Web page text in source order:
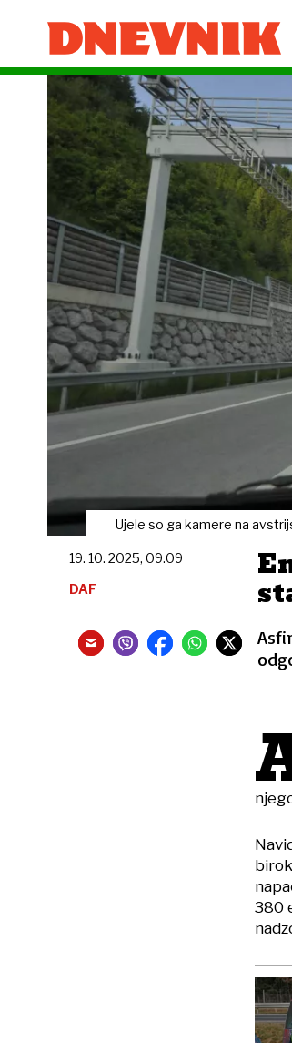
Ujele so ga kamere na
19. 10. 2025, 09.09
DAF
380